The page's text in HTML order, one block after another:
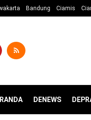
Bandung Ciamis
DENEWS